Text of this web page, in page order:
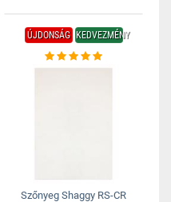
ÚJDONSÁG KEDVEZMÉNY
Szőnyeg Shaggy RS-CR